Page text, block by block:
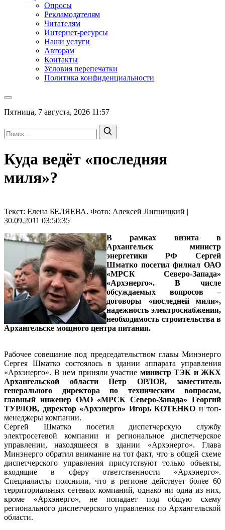
Опросы
Рекламодателям
Читателям
Интернет-ресурсы
Наши услуги
Авторам
Контакты
Условия перепечатки
Политика конфиденциальности
Пятница, 7 августа, 2026 11:57
Куда ведёт «последняя
миля»?
Текст: Елена БЕЛЯЕВА. Фото: Алексей Липницкий |
30.09.2011 03:50:35
В рамках визита в
Архангельск министр
энергетики РФ Сергей
Шматко посетил филиал ОАО
«МРСК Северо-Запада»
«Архэнерго». В числе
обсуждаемых вопросов –
договоры «последней мили»,
надежность электроснабжения,
необходимость строительства в
Архангельске мощного центра питания.
Рабочее совещание под председательством главы Минэнерго
Сергея Шматко состоялось в здании аппарата управления
«Архэнерго». В нем приняли участие министр ТЭК и ЖКХ
Архангельской области Петр ОРЛОВ, заместитель
генерального директора по техническим вопросам,
главный инженер ОАО «МРСК Северо-Запада» Георгий
ТУРЛОВ, директор «Архэнерго» Игорь КОТЕНКО и топ-
менеджеры компании.
Сергей Шматко посетил диспетчерскую службу
электросетевой компании и региональное диспетчерское
управлении, находящееся в здании «Архэнерго». Глава
Минэнерго обратил внимание на тот факт, что в общей схеме
диспетчерского управления присутствуют только объекты,
входящие в сферу ответственности «Архэнерго».
Специалисты пояснили, что в регионе действует более 60
территориальных сетевых компаний, однако ни одна из них,
кроме «Архэнерго», не попадает под общую схему
регионального диспетчерского управления по Архангельской
области.